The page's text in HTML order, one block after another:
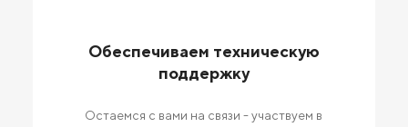
Обеспечиваем техническую
поддержку
Остаемся с вами на связи - участвуем в